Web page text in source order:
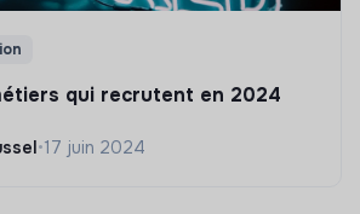
qui recrutent en 2024
•17 juin 2024